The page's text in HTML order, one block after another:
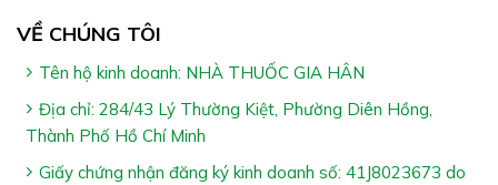
VỀ CHÚNG TÔI
Tên hộ kinh doanh: NHÀ THUỐC GIA HÂN
Địa chỉ: 284/43 Lý Thường Kiệt, Phường Diên Hồng,
Thành Phố Hồ Chí Minh
Giấy chứng nhận đăng ký kinh doanh số: 41J8023673 do